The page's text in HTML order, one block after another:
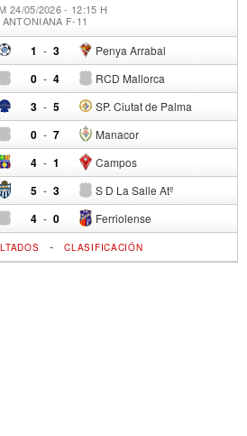
24/05/2026 - 12:15 H
ANTONIANA F-11
1 - Penya Arrabal
3
0 - RCD Mallorca
4
3 - SP. Ciutat de Palma
5
0 - Manacor
7
4 - Campos
1
5 - S D La Salle Atº
3
4 - Ferriolense
0
-CLASIFICACIÓN